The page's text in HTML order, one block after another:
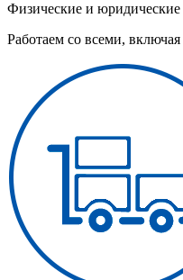
Физические и юридические
Работаем со всеми,